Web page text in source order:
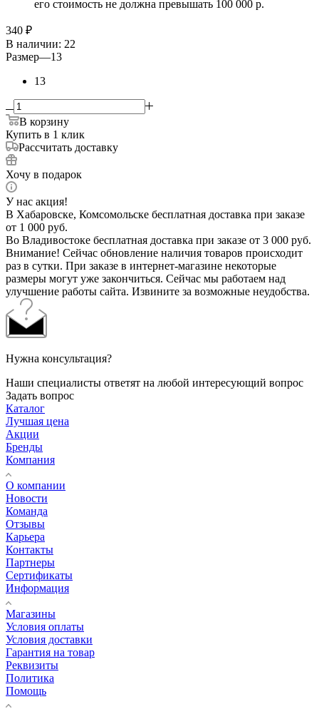
его стоимость не должна превышать 100 000 р.
340 ₽
В наличии: 22
Размер—13
13
В корзину
Купить в 1 клик
Рассчитать доставку
Хочу в подарок
У нас акция!
В Хабаровске, Комсомольске бесплатная доставка при заказе
от 1 000 руб.
Во Владивостоке бесплатная доставка при заказе от 3 000 руб.
Внимание! Сейчас обновление наличия товаров происходит
раз в сутки. При заказе в интернет-магазине некоторые
размеры могут уже закончиться. Сейчас мы работаем над
улучшение работы сайта. Извините за возможные неудобства.
Нужна консультация?
Наши специалисты ответят на любой интересующий вопрос
Задать вопрос
Каталог
Лучшая цена
Акции
Бренды
Компания
О компании
Новости
Команда
Отзывы
Карьера
Контакты
Партнеры
Сертификаты
Информация
Магазины
Условия оплаты
Условия доставки
Гарантия на товар
Реквизиты
Политика
Помощь